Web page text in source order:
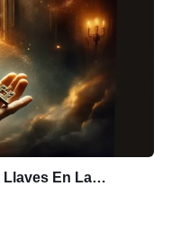
Llaves En La…